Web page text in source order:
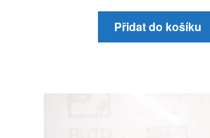
Přidat do košíku